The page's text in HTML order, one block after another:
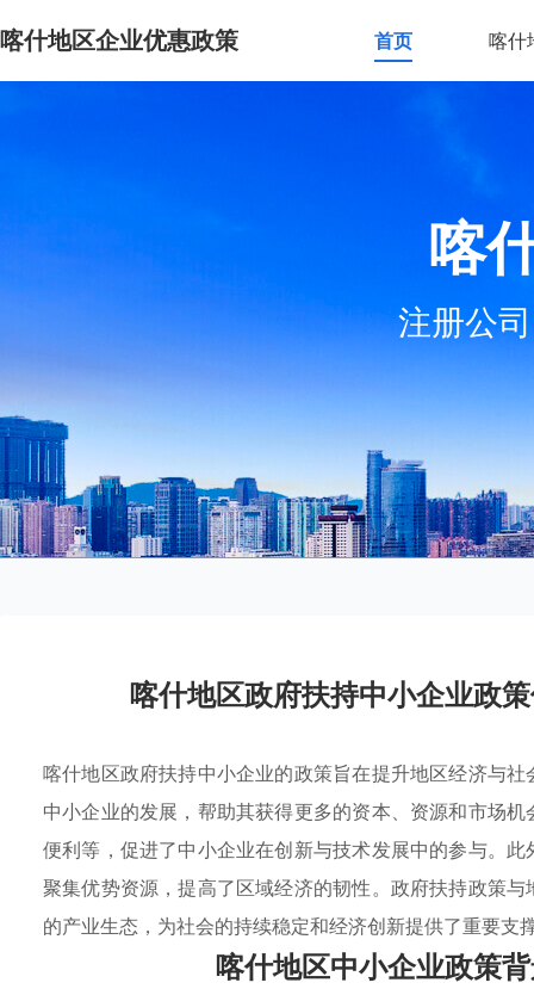
喀什地区企业优惠政策 首页 喀什
喀
注册公
喀什地区政府扶持中小企业政
喀什地区政府扶持中小企业的政策旨在提升地区经济与
中小企业的发展，帮助其获得更多的资本、资源和市场
便利等，促进了中小企业在创新与技术发展中的参与。
聚集优势资源，提高了区域经济的韧性。政府扶持政策
的产业生态，为社会的持续稳定和经济创新提供了重要支
喀什地区中小企业政策